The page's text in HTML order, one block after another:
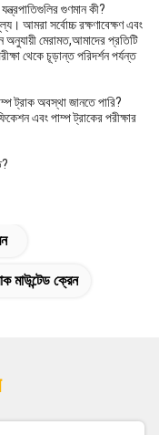
যন্ত্রপাতিগুলির গুণমান কী?
আমরা সর্বোচ্চ রক্ষণাবেক্ষণ এবং
অনুযায়ী মেরামত,আমাদের প্রতিটি
থেকে চূড়ান্ত পরিদর্শন পর্যন্ত
ট্রাক অবস্থা জানতে পারি?
এবং পাম্প ট্রাকের পরীক্ষার
মাউন্টেড ক্রেন